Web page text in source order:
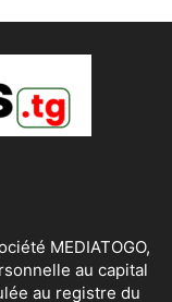
MEDIATOGO,
au capital
au registre du